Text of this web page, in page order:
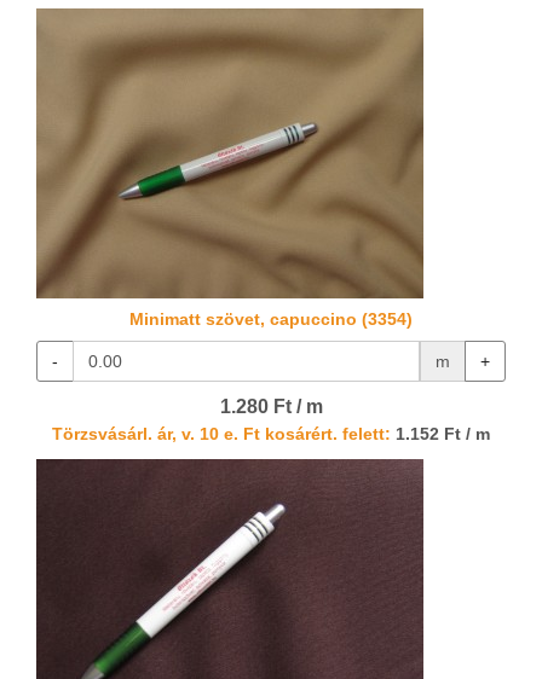
Minimatt szövet, capuccino (3354)
- m +
1.280 Ft / m
Törzsvásárl. ár, v. 10 e. Ft kosárért. felett: 1.152 Ft / m